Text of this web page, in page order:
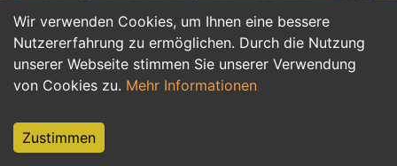
Wir verwenden Cookies, um Ihnen eine bessere
Nutzererfahrung zu ermöglichen. Durch die Nutzung
unserer Webseite stimmen Sie unserer Verwendung
von Cookies zu. Mehr Informationen
Zustimmen
Personalwesen Assistenz, Sekretariat
Hilfskräfte, Aushilfs- und Nebenjobs
Weiterbildung, Studium, duale Ausbildung